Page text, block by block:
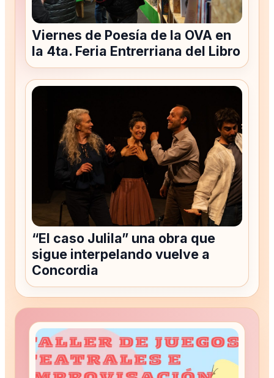
Viernes de Poesía de la OVA en
la 4ta. Feria Entrerriana del Libro
“El caso Julila” una obra que
sigue interpelando vuelve a
Concordia